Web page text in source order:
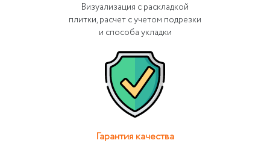
Визуализация с раскладкой
плитки, расчет с учетом подрезки
и способа укладки
Гарантия качества